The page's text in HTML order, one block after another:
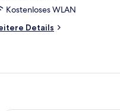
Kostenloses WLAN
Details